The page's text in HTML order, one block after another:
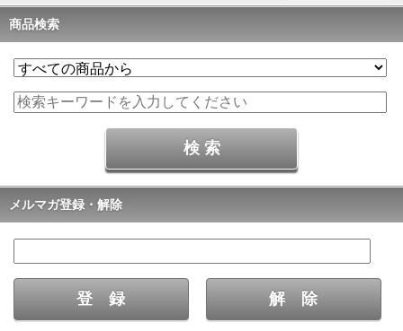
商品検索
メルマガ登録・解除